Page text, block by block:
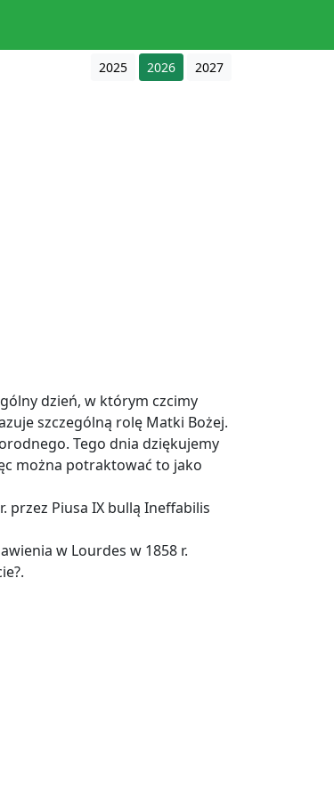
2025 2026 2027
dzień, w którym czcimy
szczególną rolę Matki Bożej.
Tego dnia dziękujemy
można potraktować to jako
przez Piusa IX bullą Ineffabilis
w Lourdes w 1858 r.